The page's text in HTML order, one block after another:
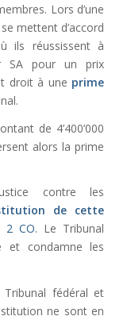
Lors d’une
mettent d’accord
ils réussissent à
SA pour un prix
droit à une prime
de 4’400’000
alors la prime
contre les
de cette
2 CO. Le Tribunal
et condamne les
fédéral et
ne sont en